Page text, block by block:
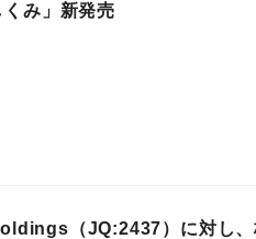
み」新発売
（JQ:2437）に対し、